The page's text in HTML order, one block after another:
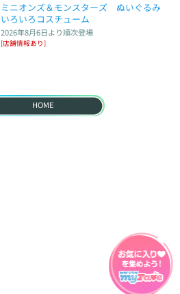
ミニオンズ＆モンスターズ　ぬいぐるみ
いろいろコスチューム
2026年8月6日より順次登場
[店舗情報あり]
HOME